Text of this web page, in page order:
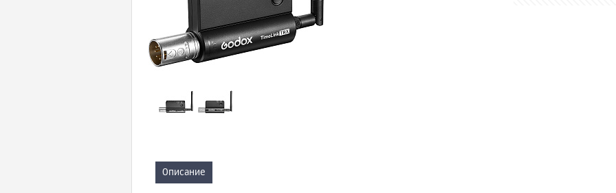
Описание